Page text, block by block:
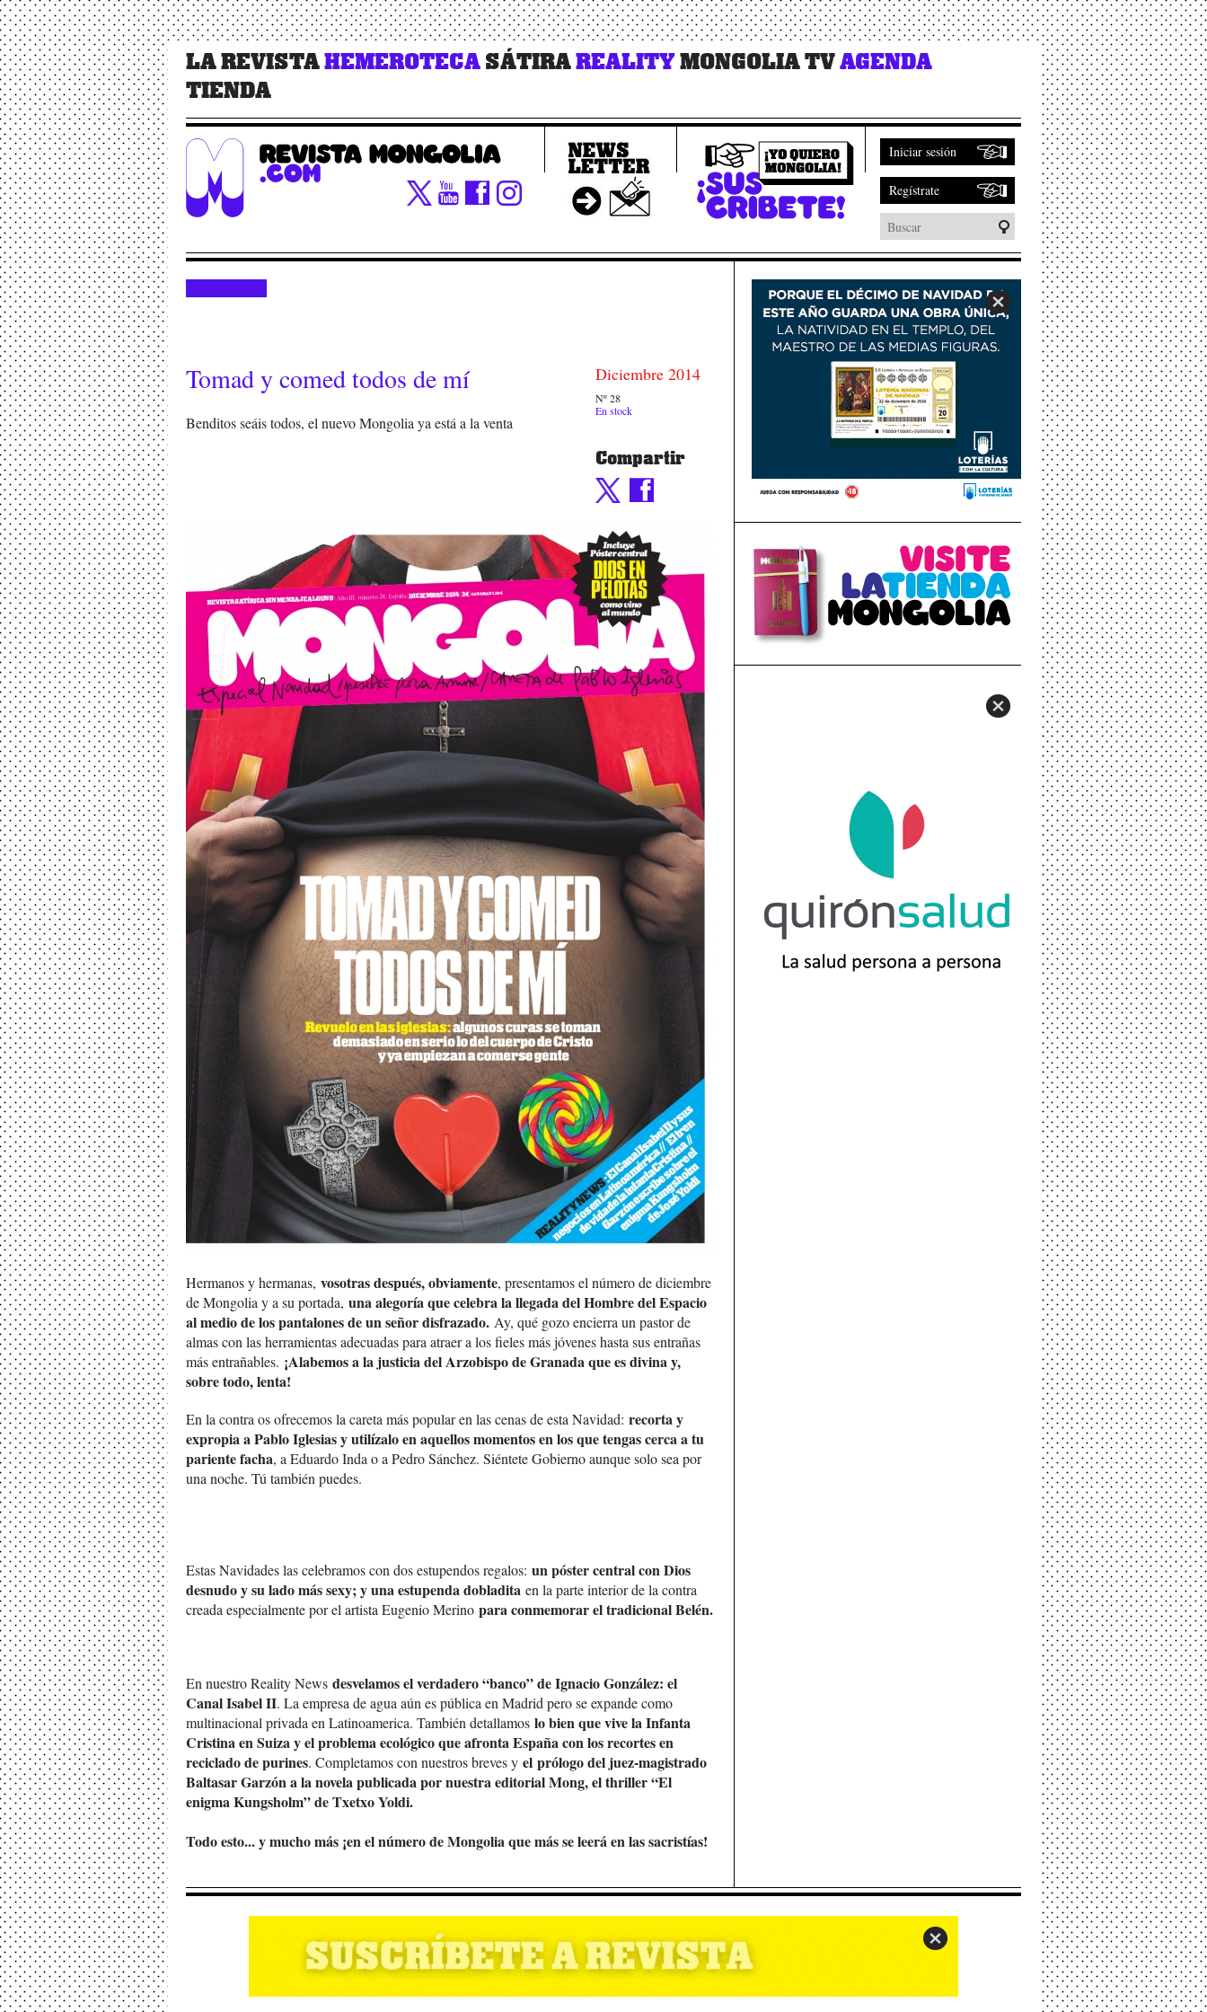
LA REVISTAHEMEROTECASÁTIRAREALITYMONGOLIA TVAGENDA
TIENDA
Iniciar sesión
Regístrate
Tomad y comed todos de mí
Benditos seáis todos, el nuevo Mongolia ya está a la venta
Diciembre 2014
Nº 28
En stock
Compartir
Hermanos y hermanas, vosotras después, obviamente, presentamos el número de diciembre
de Mongolia y a su portada, una alegoría que celebra la llegada del Hombre del Espacio
al medio de los pantalones de un señor disfrazado. Ay, qué gozo encierra un pastor de
almas con las herramientas adecuadas para atraer a los fieles más jóvenes hasta sus entrañas
más entrañables. ¡Alabemos a la justicia del Arzobispo de Granada que es divina y,
sobre todo, lenta!
En la contra os ofrecemos la careta más popular en las cenas de esta Navidad: recorta y
expropia a Pablo Iglesias y utilízalo en aquellos momentos en los que tengas cerca a tu
pariente facha, a Eduardo Inda o a Pedro Sánchez. Siéntete Gobierno aunque solo sea por
una noche. Tú también puedes.
Estas Navidades las celebramos con dos estupendos regalos: un póster central con Dios
desnudo y su lado más sexy; y una estupenda dobladita en la parte interior de la contra
creada especialmente por el artista Eugenio Merino para conmemorar el tradicional Belén.
En nuestro Reality News desvelamos el verdadero “banco” de Ignacio González: el
Canal Isabel II. La empresa de agua aún es pública en Madrid pero se expande como
multinacional privada en Latinoamerica. También detallamos lo bien que vive la Infanta
Cristina en Suiza y el problema ecológico que afronta España con los recortes en
reciclado de purines. Completamos con nuestros breves y el prólogo del juez-magistrado
Baltasar Garzón a la novela publicada por nuestra editorial Mong, el thriller “El
enigma Kungsholm” de Txetxo Yoldi.
Todo esto... y mucho más ¡en el número de Mongolia que más se leerá en las sacristías!